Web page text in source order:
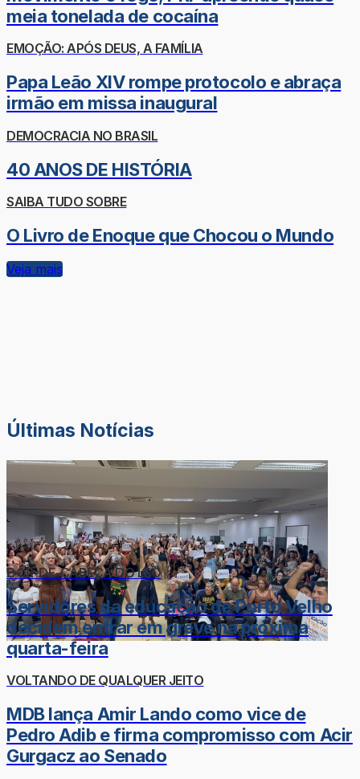
meia tonelada de cocaína
EMOÇÃO: APÓS DEUS, A FAMÍLIA
Papa Leão XIV rompe protocolo e abraça
irmão em missa inaugural
DEMOCRACIA NO BRASIL
40 ANOS DE HISTÓRIA
SAIBA TUDO SOBRE
O Livro de Enoque que Chocou o Mundo
Veja mais
Últimas Notícias
DOR-DE-CABEÇA DO LÉO
Servidores da educação de Porto Velho
decidem entrar em greve na próxima
quarta-feira
VOLTANDO DE QUALQUER JEITO
MDB lança Amir Lando como vice de
Pedro Adib e firma compromisso com Acir
Gurgacz ao Senado